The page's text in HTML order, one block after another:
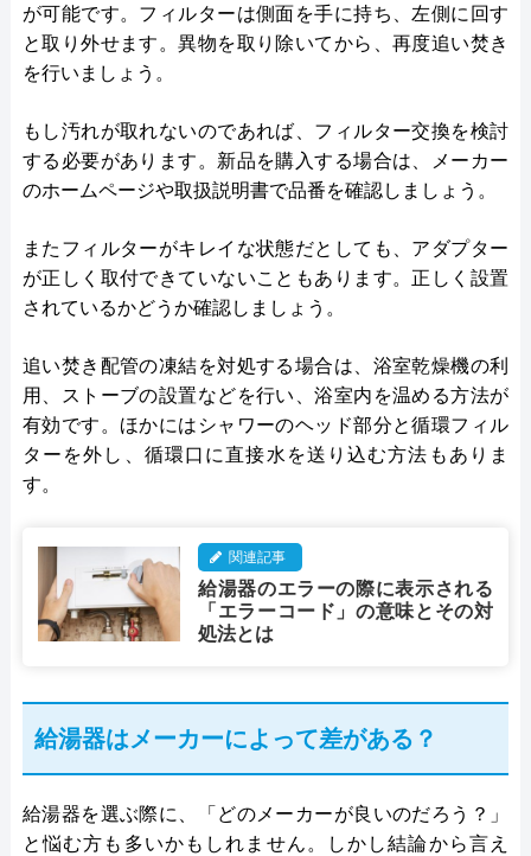
が可能です。フィルターは側面を手に持ち、左側に回す
と取り外せます。異物を取り除いてから、再度追い焚き
を行いましょう。
もし汚れが取れないのであれば、フィルター交換を検討
する必要があります。新品を購入する場合は、メーカー
のホームページや取扱説明書で品番を確認しましょう。
またフィルターがキレイな状態だとしても、アダプター
が正しく取付できていないこともあります。正しく設置
されているかどうか確認しましょう。
追い焚き配管の凍結を対処する場合は、浴室乾燥機の利
用、ストーブの設置などを行い、浴室内を温める方法が
有効です。ほかにはシャワーのヘッド部分と循環フィル
ターを外し、循環口に直接水を送り込む方法もありま
す。
関連記事
給湯器のエラーの際に表示される
「エラーコード」の意味とその対
処法とは
給湯器はメーカーによって差がある？
給湯器を選ぶ際に、「どのメーカーが良いのだろう？」
と悩む方も多いかもしれません。しかし結論から言え